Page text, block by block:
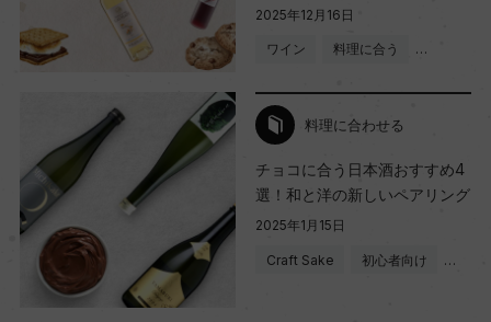
2025年12月16日
ワイン 料理に合う …
料理に合わせる
チョコに合う日本酒おすすめ4
選！和と洋の新しいペアリング
2025年1月15日
Craft Sake 初心者向け …